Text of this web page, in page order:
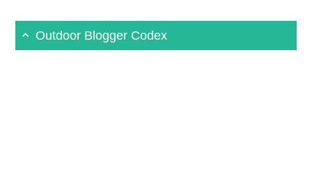
Outdoor Blogger Codex